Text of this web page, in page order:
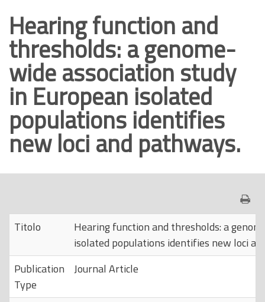
a
Hearing function and
thresholds: a genome-
wide association study
in European isolated
populations identifies
new loci and pathways.
Titolo
Hearing function and thresholds: a
isolated populations identifies new loci
Publication
Type
Journal Article